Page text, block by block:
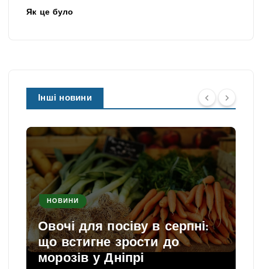
Як це було
Інші новини
НОВИНИ
Овочі для посіву в серпні:
що встигне зрости до
морозів у Дніпрі